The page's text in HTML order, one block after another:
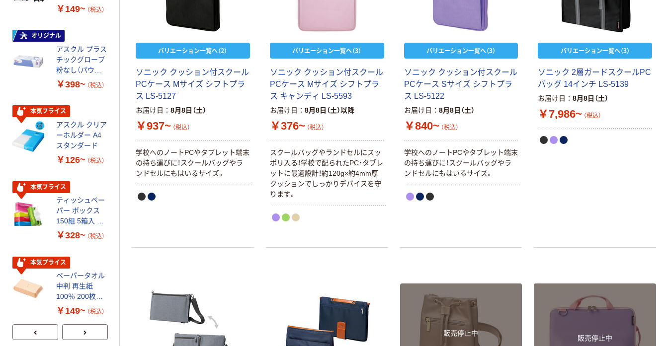
バリエーション一覧へ（2）
ソニック クッション付スクール
PCケース Mサイズ シフトプラ
ス LS-5127
お届け日 8月8日（土）
￥937~ （税込）
学校へのノートPCやタブレット端末
の持ち運びに！スクールバッグやラ
ンドセルにもはいるサイズ。
バリエーション一覧へ（3）
ソニック クッション付スクール
PCケース Mサイズ シフトプラ
ス キャンディ LS-5593
お届け日 8月8日（土）以降
￥376~ （税込）
スクールバッグやランドセルにスッ
ポリ入る！学校で配られたPC・タブレ
ットに最適設計！約120g×約4mm厚
クッションでしっかりデバイスを守
ります。
バリエーション一覧へ（3）
ソニック クッション付スクール
PCケース Sサイズ シフトプラ
ス LS-5122
お届け日 8月8日（土）
￥840~ （税込）
学校へのノートPCやタブレット端末
の持ち運びに！スクールバッグやラ
ンドセルにもはいるサイズ。
バリエーション一覧へ（3）
ソニック 2層ガードスクールPC
バッグ 14インチ LS-5139
お届け日 8月8日（土）
￥7,986~ （税込）
販売停止中
販売停止中
ーホワイト+
￥149~ （税込）
オリジナル
アスクル プラス
チックグローブ
粉なし（パウダ
ーフリー）
￥398~ （税込）
本気プライス
アスクル クリア
ーホルダー A4
スタンダード
￥126~ （税込）
本気プライス
ティッシュペー
パー ボックス
150組 5箱入 ア
スクル スマート
証
￥328~ （税込）
本気プライス
ペーパータオル
中判 再生紙
100％ 200枚
FSC認証 シング
企画 オリジナル
￥149~ （税込）
ミー+
￥149~
トイレットペー
パー ダブル60
ｍ 再生紙
100% 6ロール
芯あり FSC認
証
￥460~ （税込）
本気プライス
アスクル 耳にや
￥458~ （税込）
本気プライス
ブ 薄手 粉な
し（パウダーフ
￥298~ （税込）
嬬恋銘水 ナチュ
ラルミネラルウ
ォーター 500ml
キャップシール
付き／2Lラベル
レス 10本
￥1,037~
（税込）
スズラン 酒精綿
G バルクタイプ
指定医薬部外品
￥140~ （税込）
サントリー 天然
水 ミネラルウォ
ト ホワイト紙コ
（税込）
小判・シングル
再生紙 200枚
FSC認証紙 アス
￥143~ （税込）
本気プライス
ティッシュペー
アスクル オリジ
ナルティッシュ
PEFC認証
￥428~ （税込）
オリジナル
【アスクル限定】
ディスポパンツ
共同企画 トイ
レクリーナー
トイレシート
￥330~
【ガムテープ】ア
スクル 現場のチ
カラ 厚さ
0.22mm 布テー
￥145~
ーホワイト+
￥149~ （税込）
アスクル プラス
チックグローブ
粉なし（パウダ
ーフリー）
￥398~ （税込）
本気プライス
中判 再生紙
100％ 200枚
FSC認証 シング
ル 大王製紙共同
企画 オリジナル
￥149~ （税込）